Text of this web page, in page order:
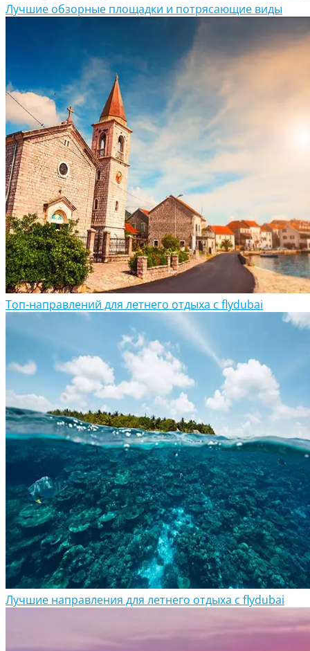
Лучшие обзорные площадки и потрясающие виды
Топ-направлений для летнего отдыха с flydubai
Лучшие направления для летнего отдыха с flydubai